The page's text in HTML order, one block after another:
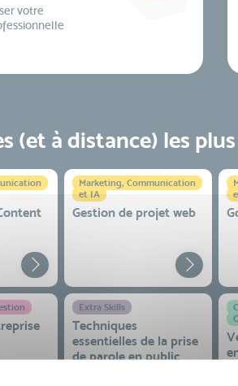
votre
(et à distance) les
Marketing, Communication
et IA
Gestion de projet web
Extra Skills
Techniques
essentielles de la prise
de parole en public